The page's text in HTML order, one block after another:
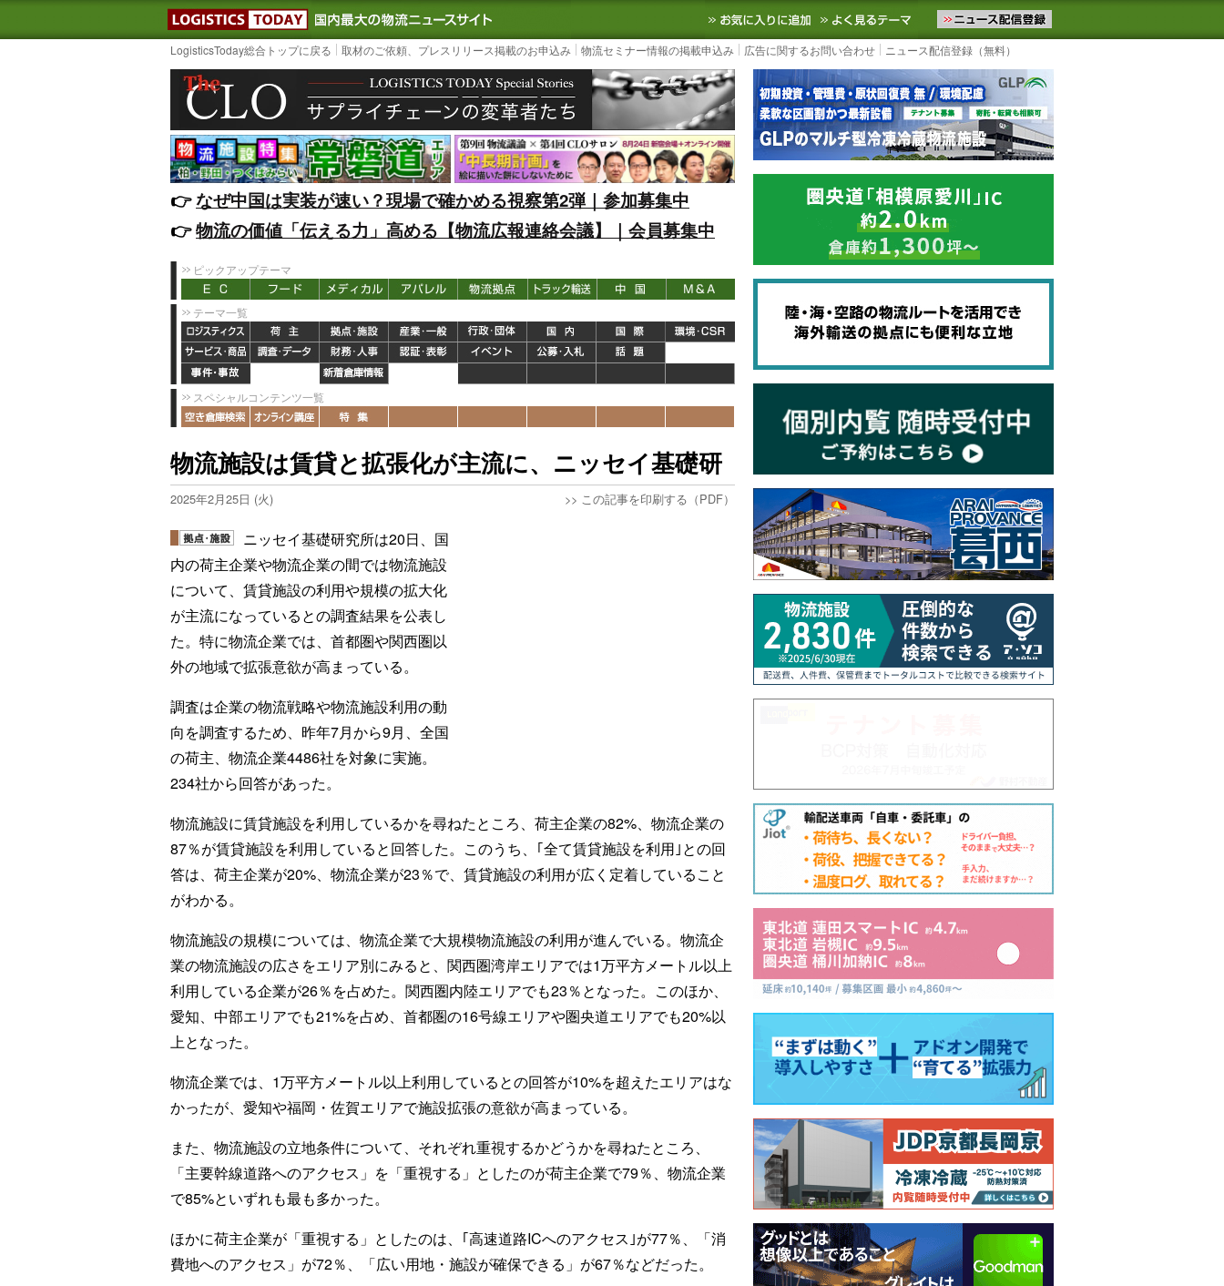
LOGISTICS TODAY｜国内最大の物流ニュースサイト3PL, SCMなど国内外の最新の物流ニュースをお届けします。物流ニュースメール配信を登録す
お気に入りに追加 よく見るテーマ
LogisticsToday総合トップに戻る 取材のご依頼、プレスリリース掲載のお申込み 物流セミナー情報の掲載申込み 広告に関するお問い合わせ ニュース配信登録（無料）
👉️なぜ中国は実装が速い？現場で確かめる視察第2弾｜参加募集中
👉️物流の価値「伝える力」高める【物流広報連絡会議】｜会員募集中
ピックアップテーマ
テーマ一覧
スペシャルコンテンツ一覧
物流施設は賃貸と拡張化が主流に、ニッセイ基礎研
2025年2月25日 (火) >> この記事を印刷する（PDF）
ニッセイ基礎研究所は20日、国
内の荷主企業や物流企業の間では物流施設
について、賃貸施設の利用や規模の拡大化
が主流になっているとの調査結果を公表し
た。特に物流企業では、首都圏や関西圏以
外の地域で拡張意欲が高まっている。
調査は企業の物流戦略や物流施設利用の動
向を調査するため、昨年7月から9月、全国
の荷主、物流企業4486社を対象に実施。
234社から回答があった。
物流施設に賃貸施設を利用しているかを尋ねたところ、荷主企業の82%、物流企業の
87％が賃貸施設を利用していると回答した。このうち、｢全て賃貸施設を利用｣との回
答は、荷主企業が20%、物流企業が23％で、賃貸施設の利用が広く定着していること
がわかる。
物流施設の規模については、物流企業で大規模物流施設の利用が進んでいる。物流企
業の物流施設の広さをエリア別にみると、関西圏湾岸エリアでは1万平方メートル以上
利用している企業が26％を占めた。関西圏内陸エリアでも23％となった。このほか、
愛知、中部エリアでも21%を占め、首都圏の16号線エリアや圏央道エリアでも20%以
上となった。
物流企業では、1万平方メートル以上利用しているとの回答が10%を超えたエリアはな
かったが、愛知や福岡・佐賀エリアで施設拡張の意欲が高まっている。
また、物流施設の立地条件について、それぞれ重視するかどうかを尋ねたところ、
「主要幹線道路へのアクセス」を「重視する」としたのが荷主企業で79％、物流企業
で85%といずれも最も多かった。
ほかに荷主企業が「重視する」としたのは、｢高速道路ICへのアクセス｣が77％、「消
費地へのアクセス」が72％、「広い用地・施設が確保できる」が67％などだった。